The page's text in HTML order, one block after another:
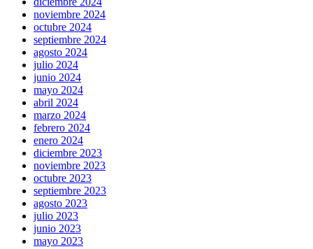
noviembre 2024
octubre 2024
septiembre 2024
agosto 2024
julio 2024
junio 2024
mayo 2024
abril 2024
marzo 2024
febrero 2024
enero 2024
diciembre 2023
noviembre 2023
octubre 2023
septiembre 2023
agosto 2023
julio 2023
junio 2023
mayo 2023